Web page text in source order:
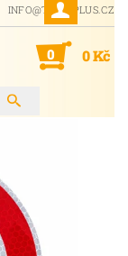
INFO@TORIOPLUS.CZ
0 0 Kč